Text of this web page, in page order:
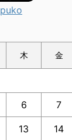
木 金
6 7
13 14